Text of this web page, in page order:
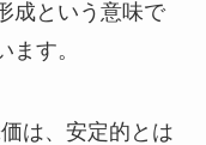
成という意味で
す。
は、安定的とは